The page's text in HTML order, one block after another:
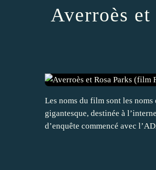
Averroès
Les noms du film sont les
gigantesque, destinée à
d’enquête commencé avec